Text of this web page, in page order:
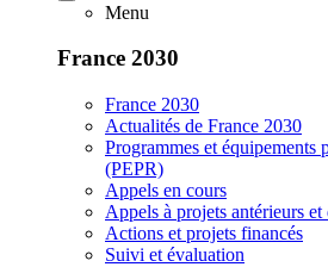
Menu
France 2030
France 2030
Actualités de France 2030
Programmes et équipements
(PEPR)
Appels en cours
Appels à projets antérieurs
Actions et projets financés
Suivi et évaluation